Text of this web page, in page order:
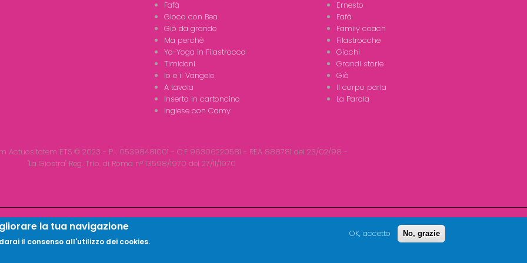
Fafà
Gioca con Bea
Giò da grande
Ma perchè
Yo-Yoga in Filastrocca
Timidoni
Io e il Vangelo
A tavola
Inserto in cartoncino
Inglese con Camy
Ernesto
Fafà
Family coach
Filastrocche
Giochi
Grandi storie
Giò
Il corpo parla
La Parola
Actuositatem ETS © 2023 - P.I. 05398481001 - C.F 96306220581 - REA 888781 del 23/02/98 -
"La Giostra" Reg. Trib. di Roma n° 13598/1970 del 27/11/1970
Seguici su
la tua navigazione
il consenso all'utilizzo dei cookies.
OK, accetto No, grazie